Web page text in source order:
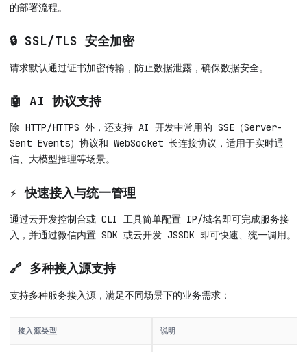
的部署流程。
🔒 SSL/TLS 安全加密
请求默认通过证书加密传输，防止数据泄露，确保数据安全。
🤖 AI 协议支持
除 HTTP/HTTPS 外，还支持 AI 开发中常用的 SSE（Server-
Sent Events）协议和 WebSocket 长连接协议，适用于实时通
信、大模型推理等场景。
⚡ 快速接入与统一管理
通过云开发控制台或 CLI 工具简单配置 IP/域名即可完成服务接
入，并通过微信内置 SDK 或云开发 JSSDK 即可快速、统一调用。
🔗 多种接入源支持
支持多种服务接入源，满足不同场景下的业务需求：
接入源类型 说明